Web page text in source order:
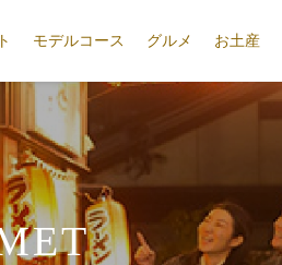
モデルコース グルメ お土産